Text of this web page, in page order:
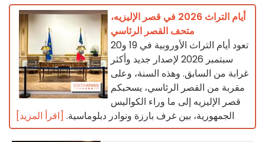
أيام التراث 2026 في قصر الإليزيه،
متحف القصر الرئاسي
تعود أيام التراث الأوروبية في 19 و20
سبتمبر 2026 لإصدار جديد وأكثر
غرابة من السابق. وهذه السنة، وعلى
مقربة من القصر الرئاسي، يسحبكم
قصر الإليزيه إلى ما وراء الكواليس
الجمهورية، بين غرف بارزة ونوادر دبلوماسية. [اقرأ المزيد]